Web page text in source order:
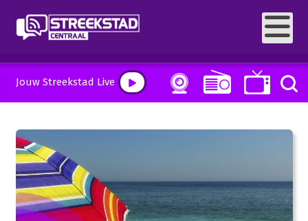
Jouw Streekstad Live